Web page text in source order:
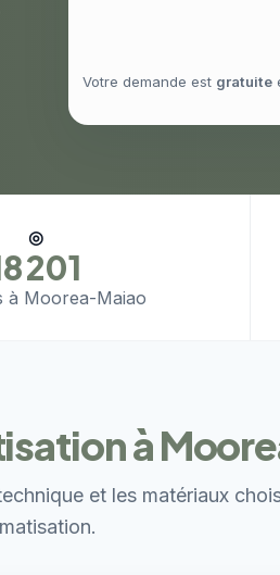
Votre demande est gratuite
◎
201
à Moorea-Maiao
à
et les matériaux